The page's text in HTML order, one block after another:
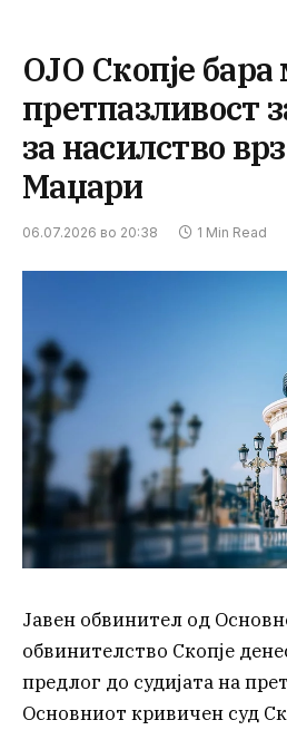
ОЈО Скопје
претпазливост
за насилство
Маџари
06.07.2026 во 20:38 1 Min Read
Јавен обвинител од
обвинителство Скопје
предлог до судијата на
Основниот кривичен суд